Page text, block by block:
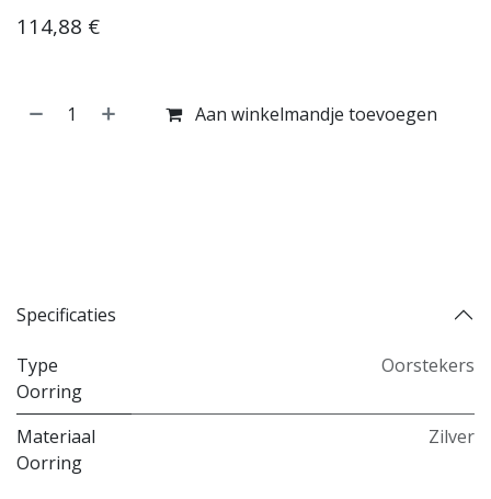
114,88 €
Aan winkelmandje toevoegen
Specificaties
Type
Oorring
Oorstekers
Materiaal
Oorring
Zilver